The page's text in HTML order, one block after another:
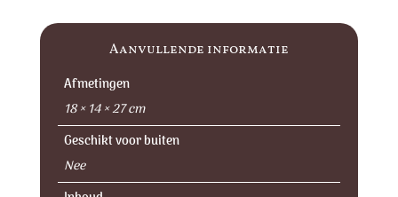
Aanvullende informatie
Afmetingen
18 × 14 × 27 cm
Geschikt voor buiten
Nee